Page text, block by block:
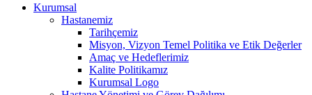
Kurumsal
Hastanemiz
Tarihçemiz
Misyon, Vizyon Temel Politika ve Etik Değerler
Amaç ve Hedeflerimiz
Kalite Politikamız
Kurumsal Logo